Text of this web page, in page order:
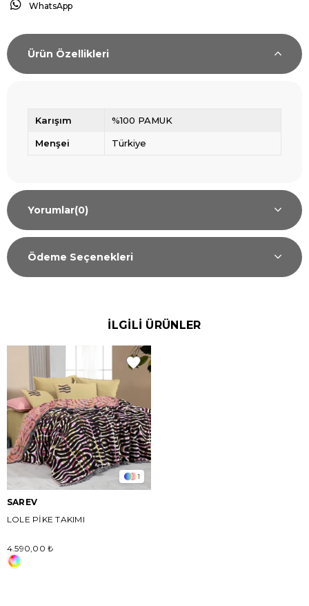
WhatsApp
Ürün Özellikleri
Karışım %100 PAMUK
Menşei Türkiye
Yorumlar(0)
Ödeme Seçenekleri
İLGİLİ ÜRÜNLER
1
SAREV
LOLE PİKE TAKIMI
4.590,00 ₺